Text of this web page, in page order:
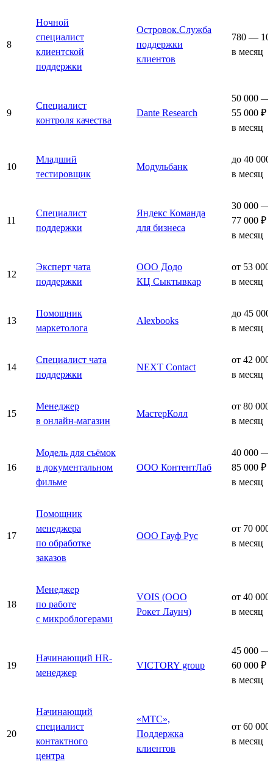
8
Ночной
специалист
клиентской
поддержки
Островок.Служба
поддержки
клиентов
780 —
в месяц
9
Специалист
контроля качества
Dante Research
50 000 —
55 000 ₽
в месяц
10
Младший
тестировщик
Модульбанк
до 40 000
в месяц
11
Специалист
поддержки
Яндекс Команда
для бизнеса
30 000 —
77 000 ₽
в месяц
12
Эксперт чата
поддержки
ООО Додо
КЦ Сыктывкар
от 53 000
в месяц
13
Помощник
маркетолога
Alexbooks
до 45 000
в месяц
14
Специалист чата
поддержки
NEXT Contact
от 42 000
в месяц
15
Менеджер
в онлайн-магазин
МастерКолл
от 80 000
в месяц
16
Модель для съёмок
в документальном
фильме
ООО КонтентЛаб
40 000 —
85 000 ₽
в месяц
17
Помощник
менеджера
по обработке
заказов
ООО Гауф Рус
от 70 000
в месяц
18
Менеджер
по работе
с микроблогерами
VOIS (ООО
Рокет Лаунч)
от 40 000
в месяц
19
Начинающий HR-
менеджер
VICTORY group
45 000 —
60 000 ₽
в месяц
20
Начинающий
специалист
контактного
центра
«МТС»,
Поддержка
клиентов
от 60 000
в месяц